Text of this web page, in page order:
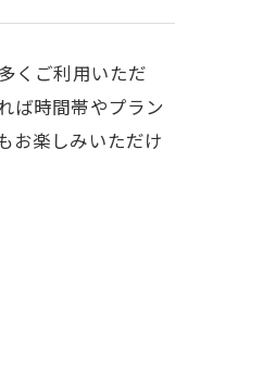
くご利用いただ
ば時間帯やプラン
お楽しみいただけ